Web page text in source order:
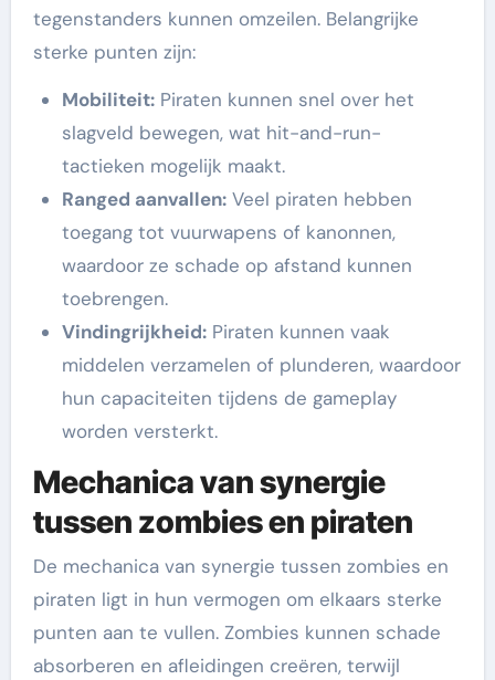
tegenstanders kunnen omzeilen. Belangrijke
sterke punten zijn:
Mobiliteit:Piraten kunnen snel over het
slagveld bewegen, wat hit-and-run-
tactieken mogelijk maakt.
Ranged aanvallen:Veel piraten hebben
toegang tot vuurwapens of kanonnen,
waardoor ze schade op afstand kunnen
toebrengen.
Vindingrijkheid:Piraten kunnen vaak
middelen verzamelen of plunderen, waardoor
hun capaciteiten tijdens de gameplay
worden versterkt.
Mechanica van synergie
tussen zombies en piraten
De mechanica van synergie tussen zombies en
piraten ligt in hun vermogen om elkaars sterke
punten aan te vullen. Zombies kunnen schade
absorberen en afleidingen creëren, terwijl